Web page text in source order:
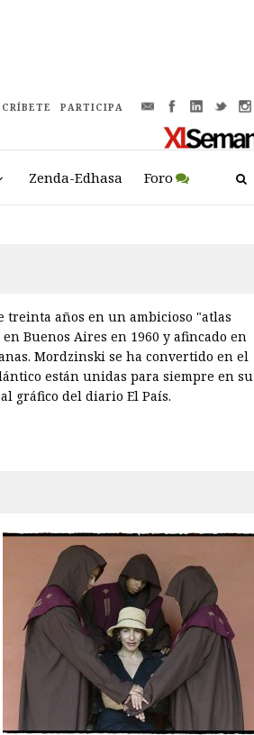
PARTICIPA
Zenda-Edhasa Foro
treinta años en un ambicioso "atlas
Buenos Aires en 1960 y afincado en
Mordzinski se ha convertido en el
están unidas para siempre en su
gráfico del diario El País.